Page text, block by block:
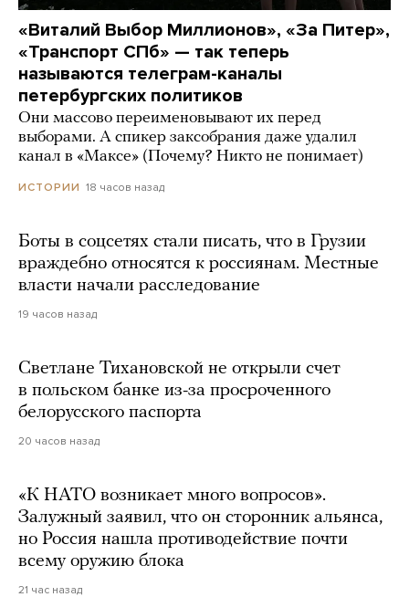
«Виталий Выбор Миллионов», «За Питер»,
«Транспорт СПб» — так теперь
называются телеграм-каналы
петербургских политиков
Они массово переименовывают их перед
выборами. А спикер заксобрания даже удалил
канал в «Максе» (Почему? Никто не понимает)
ИСТОРИИ 18 часов назад
Боты в соцсетях стали писать, что в Грузии
враждебно относятся к россиянам. Местные
власти начали расследование
19 часов назад
Светлане Тихановской не открыли счет
в польском банке из-за просроченного
белорусского паспорта
20 часов назад
«К НАТО возникает много вопросов».
Залужный заявил, что он сторонник альянса,
но Россия нашла противодействие почти
всему оружию блока
21 час назад